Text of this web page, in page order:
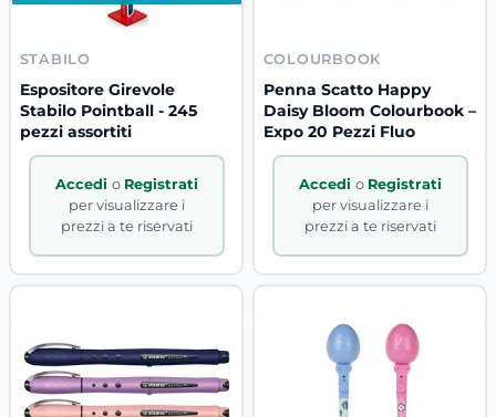
STABILO
Espositore Girevole
Stabilo Pointball - 245
pezzi assortiti
Accedi o Registrati
per visualizzare i
prezzi a te riservati
COLOURBOOK
Penna Scatto Happy
Daisy Bloom Colourbook –
Expo 20 Pezzi Fluo
Accedi o Registrati
per visualizzare i
prezzi a te riservati